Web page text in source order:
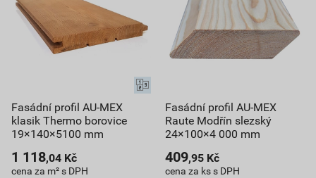
Fasádní profil AU-MEX
klasik Thermo borovice
19×140×5100 mm
1 118,04 Kč
cena za m² s DPH
Fasádní profil AU-MEX
Raute Modřín slezský
24×100×4 000 mm
409,95 Kč
cena za ks s DPH